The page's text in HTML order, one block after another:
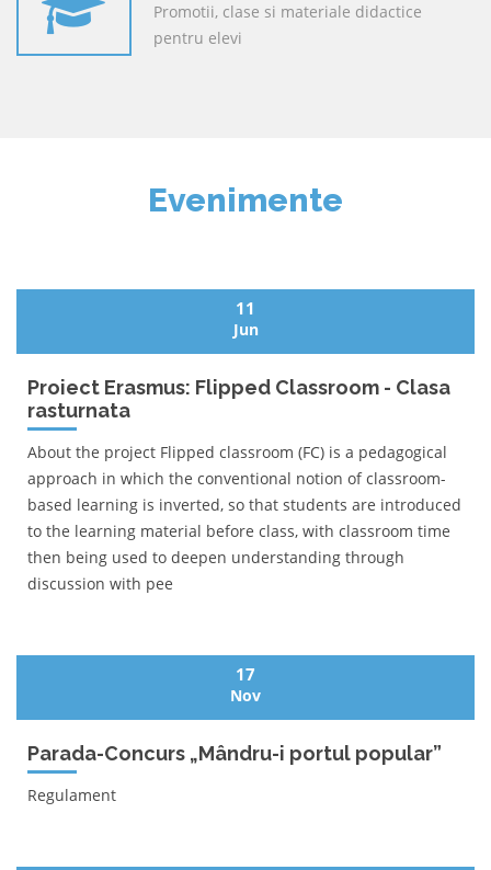
Promotii, clase si materiale didactice
pentru elevi
Evenimente
11
Jun
Proiect Erasmus: Flipped Classroom - Clasa
rasturnata
About the project Flipped classroom (FC) is a pedagogical
approach in which the conventional notion of classroom-
based learning is inverted, so that students are introduced
to the learning material before class, with classroom time
then being used to deepen understanding through
discussion with pee
17
Nov
Parada-Concurs „Mândru-i portul popular”
Regulament